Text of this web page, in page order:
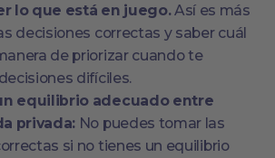
lo que está en juego.Así es más
decisiones correctas y saber cuál
de priorizar cuando te
difíciles.
equilibrio adecuado entre
privada: No puedes tomar las
si no tienes un equilibrio